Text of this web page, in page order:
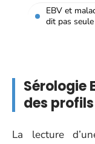
EBV et
dit pas seule
Sérologie
des
La lecture